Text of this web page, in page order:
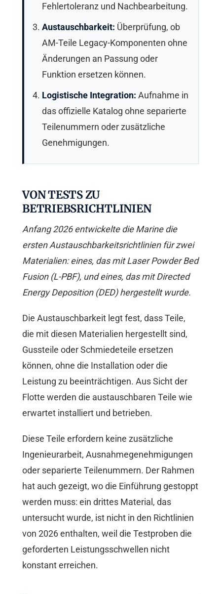
Fehlertoleranz und Nachbearbeitung.
Austauschbarkeit: Überprüfung, ob
AM-Teile Legacy-Komponenten ohne
Änderungen an Passung oder
Funktion ersetzen können.
Logistische Integration: Aufnahme in
das offizielle Katalog ohne separierte
Teilenummern oder zusätzliche
Genehmigungen.
VON TESTS ZU
BETRIEBSRICHTLINIEN
Anfang 2026 entwickelte die Marine die
ersten Austauschbarkeitsrichtlinien für zwei
Materialien: eines, das mit Laser Powder Bed
Fusion (L-PBF), und eines, das mit Directed
Energy Deposition (DED) hergestellt wurde.
Die Austauschbarkeit legt fest, dass Teile,
die mit diesen Materialien hergestellt sind,
Gussteile oder Schmiedeteile ersetzen
können, ohne die Installation oder die
Leistung zu beeinträchtigen. Aus Sicht der
Flotte werden die austauschbaren Teile wie
erwartet installiert und betrieben.
Diese Teile erfordern keine zusätzliche
Ingenieurarbeit, Ausnahmegenehmigungen
oder separierte Teilenummern. Der Rahmen
hat auch gezeigt, wo die Einführung gestoppt
werden muss: ein drittes Material, das
untersucht wurde, ist nicht in den Richtlinien
von 2026 enthalten, weil die Testproben die
geforderten Leistungsschwellen nicht
konstant erreichen.